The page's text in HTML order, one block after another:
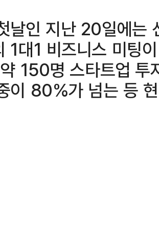
날인 지난 20일에는
1대1 비즈니스 미팅
150명 스타트업 투
이 80%가 넘는 등